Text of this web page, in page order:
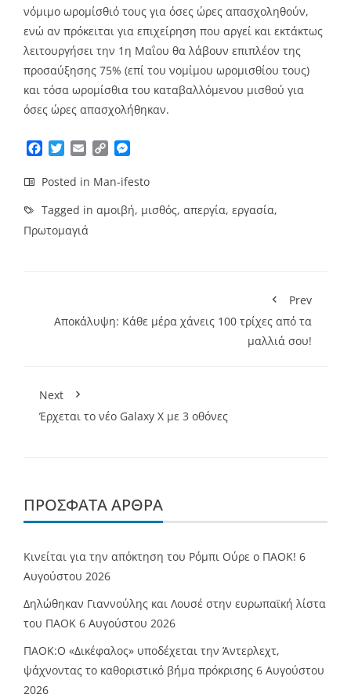
νόμιμο ωρομίσθιό τους για όσες ώρες απασχοληθούν,
ενώ αν πρόκειται για επιχείρηση που αργεί και εκτάκτως
λειτουργήσει την 1η Μαΐου θα λάβουν επιπλέον της
προσαύξησης 75% (επί του νομίμου ωρομισθίου τους)
και τόσα ωρομίσθια του καταβαλλόμενου μισθού για
όσες ώρες απασχολήθηκαν.
Facebook
TwitterEmailCopy
Posted in Man-ifesto
Tagged in αμοιβή, μισθός, απεργία, εργασία,
Πρωτομαγιά
Prev
Αποκάλυψη: Κάθε μέρα χάνεις 100 τρίχες από τα
μαλλιά σου!
Next
Έρχεται το νέο Galaxy X με 3 οθόνες
ΠΡΌΣΦΑΤΑ ΆΡΘΡΑ
Κινείται για την απόκτηση του Ρόμπι Ούρε ο ΠΑΟΚ! 6
Αυγούστου 2026
Δηλώθηκαν Γιαννούλης και Λουσέ στην ευρωπαϊκή λίστα
του ΠΑΟΚ 6 Αυγούστου 2026
ΠΑΟΚ:Ο «Δικέφαλος» υποδέχεται την Άντερλεχτ,
ψάχνοντας το καθοριστικό βήμα πρόκρισης 6 Αυγούστου
2026